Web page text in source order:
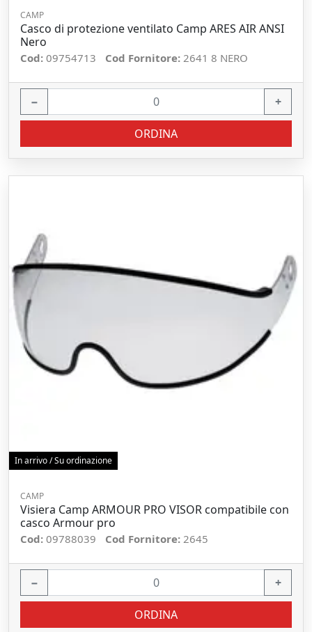
CAMP
Casco di protezione ventilato Camp ARES AIR ANSI
Nero
Cod: 09754713 Cod Fornitore: 2641 8 NERO
− +
ORDINA
In arrivo / Su ordinazione
CAMP
Visiera Camp ARMOUR PRO VISOR compatibile con
casco Armour pro
Cod: 09788039 Cod Fornitore: 2645
− +
ORDINA